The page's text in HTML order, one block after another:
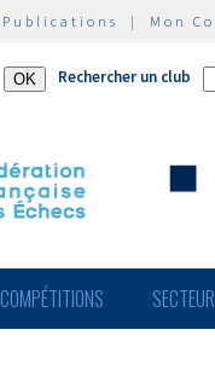
Publications | Mon
Rechercher un club
COMPÉTITIONS